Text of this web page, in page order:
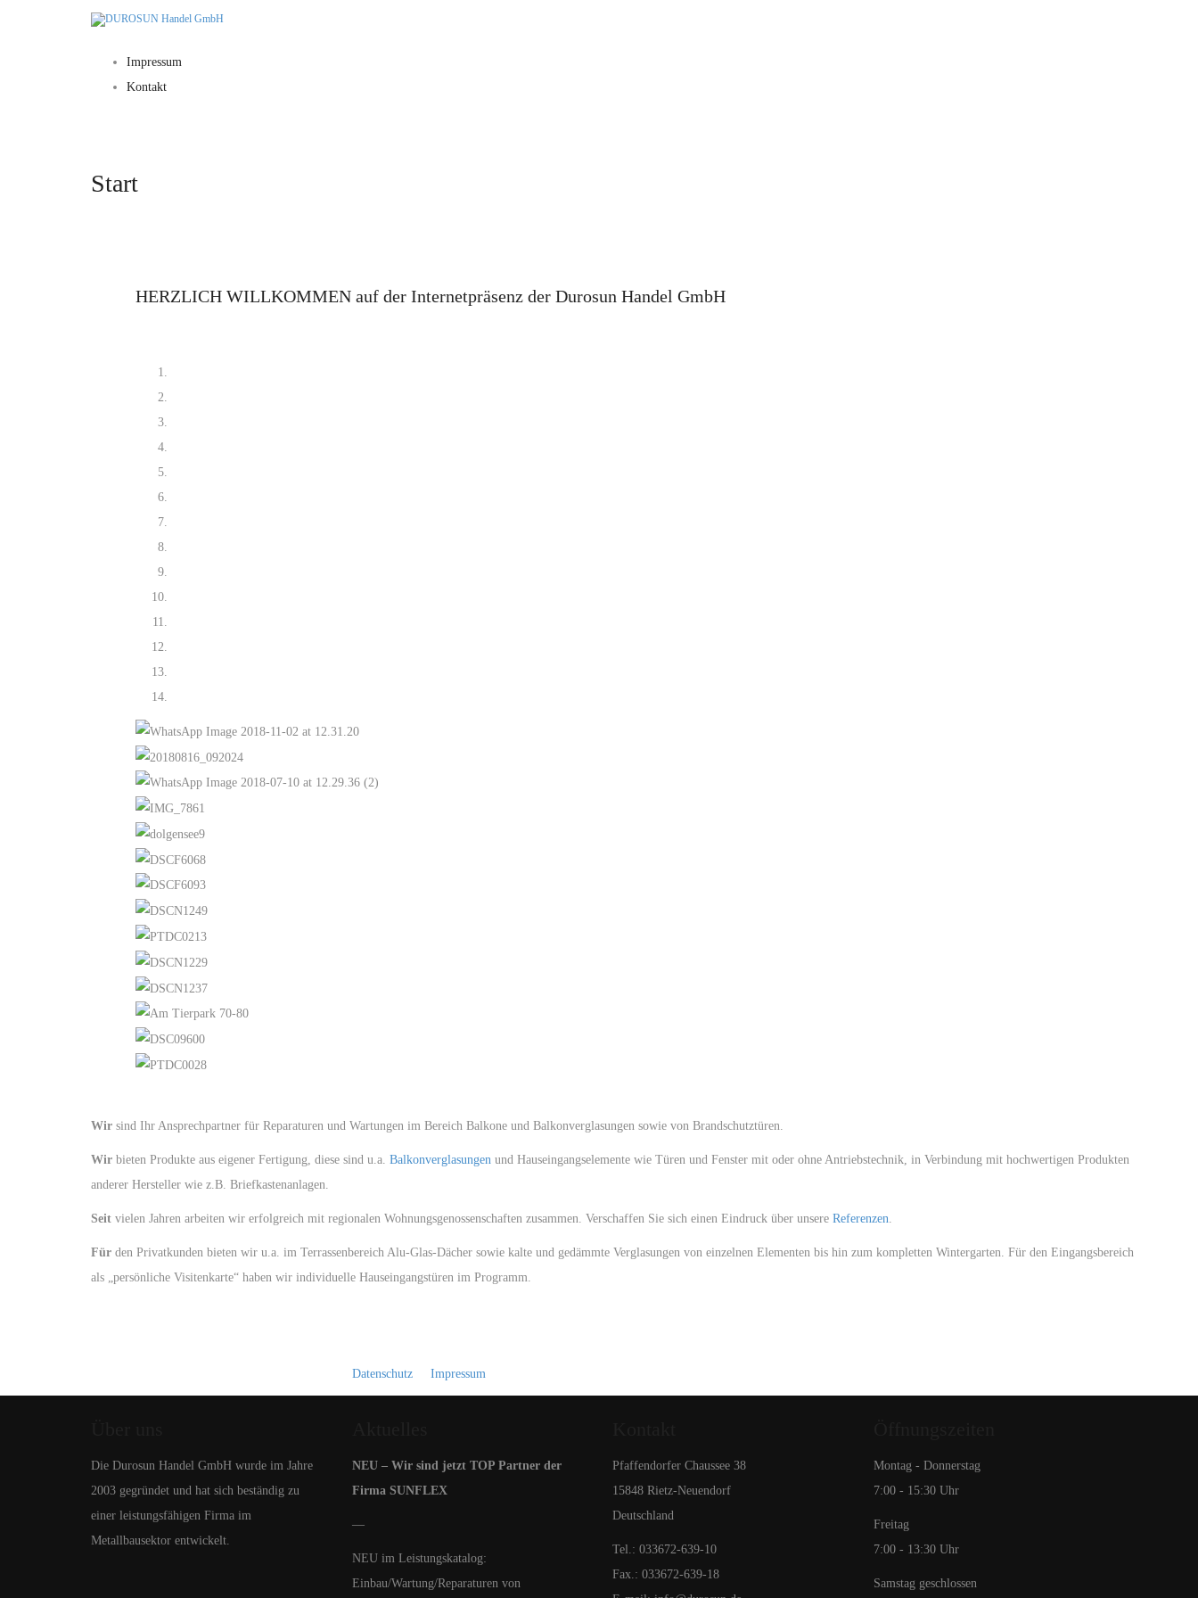
Impressum
Kontakt
Start
HERZLICH WILLKOMMEN auf der Internetpräsenz der Durosun Handel GmbH
Wir sind Ihr Ansprechpartner für Reparaturen und Wartungen im Bereich Balkone und Balkonverglasungen sowie von Brandschutztüren.
Wir bieten Produkte aus eigener Fertigung, diese sind u.a. Balkonverglasungen und Hauseingangselemente wie Türen und Fenster mit oder ohne Antriebstechnik, in Verbindung mit hochwertigen Produkten
anderer Hersteller wie z.B. Briefkastenanlagen.
Seit vielen Jahren arbeiten wir erfolgreich mit regionalen Wohnungsgenossenschaften zusammen. Verschaffen Sie sich einen Eindruck über unsere Referenzen
Für den Privatkunden bieten wir u.a. im Terrassenbereich Alu-Glas-Dächer sowie kalte und gedämmte Verglasungen von einzelnen Elementen bis hin zum kompletten Wintergarten. Für den Eingangsbereich
als „persönliche Visitenkarte“ haben wir individuelle Hauseingangstüren im Programm.
Datenschutz Impressum
Die Durosun Handel GmbH wurde im Jahre
2003 gegründet und hat sich beständig zu
einer leistungsfähigen Firma im
Metallbausektor entwickelt.
NEU – Wir sind jetzt TOP Partner der
Firma SUNFLEX
—
NEU im Leistungskatalog:
Einbau/Wartung/Reparaturen von
Pfaffendorfer Chaussee 38
15848 Rietz-Neuendorf
Deutschland
Tel.: 033672-639-10
Fax.: 033672-639-18
Montag - Donnerstag
7:00 - 15:30 Uhr
Freitag
7:00 - 13:30 Uhr
Samstag geschlossen